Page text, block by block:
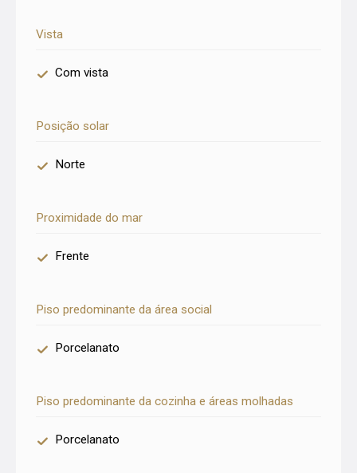
Vista
Com vista
Posição solar
Norte
Proximidade do mar
Frente
Piso predominante da área social
Porcelanato
Piso predominante da cozinha e áreas molhadas
Porcelanato